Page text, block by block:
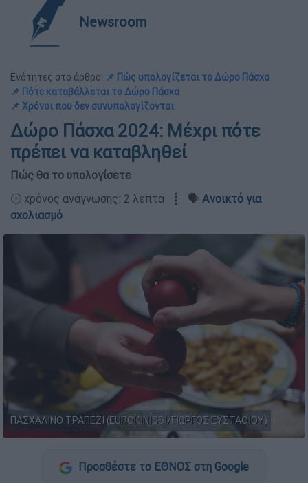
Newsroom
Ενότητες στο άρθρο: 📌 Πώς υπολογίζεται το Δώρο Πάσχα
📌 Πότε καταβάλλεται το Δώρο Πάσχα
📌 Χρόνοι που δεν συνυπολογίζονται
Δώρο Πάσχα 2024: Μέχρι πότε
πρέπει να καταβληθεί
Πώς θα το υπολογίσετε
🕛 χρόνος ανάγνωσης: 2 λεπτά ┋ 🗣️ Ανοικτό για
σχολιασμό
ΠΑΣΧΑΛΙΝΟ ΤΡΑΠΕΖΙ (EUROKINISSI/ΓΙΩΡΓΟΣ ΕΥΣΤΑΘΙΟΥ)
Προσθέστε το ΕΘΝΟΣ στη Google